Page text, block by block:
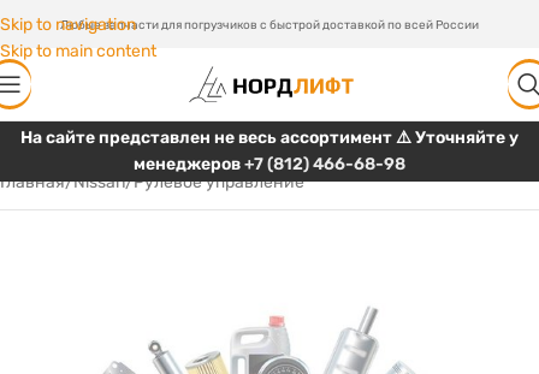
Skip to navigation
Skip to main content
Любые запчасти для погрузчиков с быстрой доставкой по всей России
На сайте представлен не весь ассортимент ⚠️ Уточняйте у
менеджеров+7 (812) 466-68-98
Главная/Nissan/Рулевое управление